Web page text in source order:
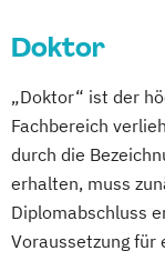
MBA
MBA
MBA
MBA
MBA
Marketing
DDP EM
School in
Doktor
„Doktor“ ist der
Fachbereich
durch die
erhalten, muss
Diplomabschluss
Voraussetzung für